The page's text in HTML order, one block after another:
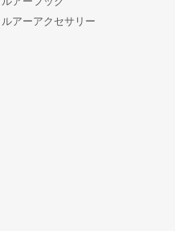
ルアーアクセサリー